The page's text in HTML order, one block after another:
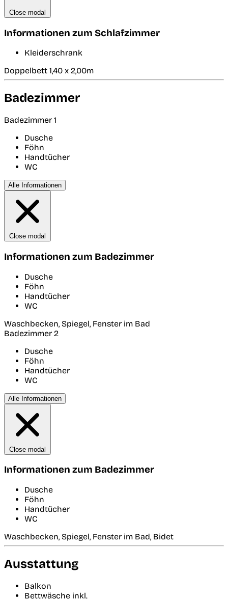
Close modal
Informationen zum Schlafzimmer
Kleiderschrank
Doppelbett 1,40 x 2,00m
Badezimmer
Badezimmer 1
Dusche
Föhn
Handtücher
WC
Alle Informationen
Close modal
Informationen zum Badezimmer
Dusche
Föhn
Handtücher
WC
Waschbecken, Spiegel, Fenster im Bad
Badezimmer 2
Dusche
Föhn
Handtücher
WC
Alle Informationen
Close modal
Informationen zum Badezimmer
Dusche
Föhn
Handtücher
WC
Waschbecken, Spiegel, Fenster im Bad, Bidet
Ausstattung
Balkon
Bettwäsche inkl.